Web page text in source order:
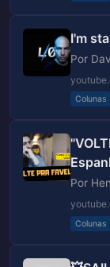
I'm
Por
Colunas
Por
Colunas